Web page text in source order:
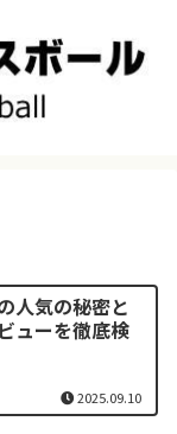
人気の秘密と
ューを徹底検
2025.09.10